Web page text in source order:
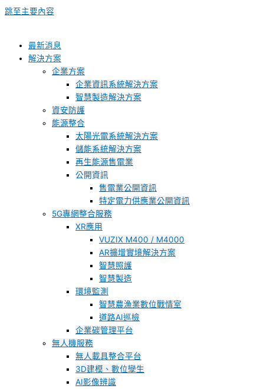
跳至主要內容
最新消息
解決方案
企業方案
企業資訊系統解決方案
智慧製造解決方案
資安防護
能源整合
太陽光電系統解決方案
儲能系統解決方案
再生能源售電業
公開資訊
售電業公開資訊
特定電力供應業公開資訊
5G專網整合服務
XR應用
VUZIX M400 / M4000
AR擴增實境解決方案
智慧照護
智慧製造
環境監測
智慧農漁業數位戰情室
道路AI巡檢
企業碳管理平台
無人機服務
無人載具整合平台
3D建模、數位孿生
AI影像辨識